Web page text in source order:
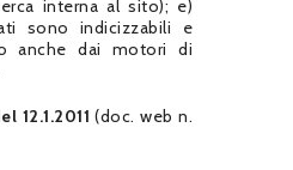
interna al sito); e)
sono indicizzabili e
anche dai motori di
12.1.2011 (doc. web n.